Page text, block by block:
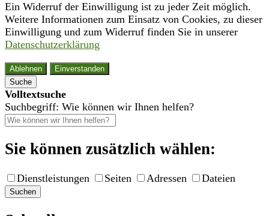
Ein Widerruf der Einwilligung ist zu jeder Zeit möglich.
Weitere Informationen zum Einsatz von Cookies, zu dieser
Einwilligung und zum Widerruf finden Sie in unserer
Datenschutzerklärung
Ablehnen
Einverstanden
Suche
Volltextsuche
Suchbegriff: Wie können wir Ihnen helfen?
Sie können zusätzlich wählen:
Dienstleistungen Seiten Adressen Dateien
Suchen